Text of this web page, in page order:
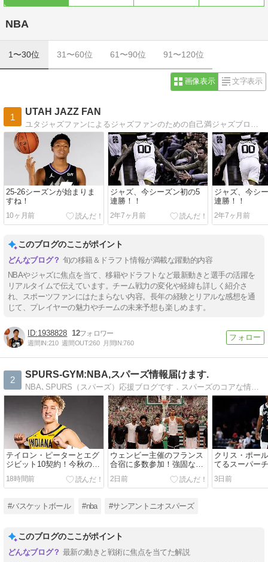
NBA
1〜30位 31〜60位 61〜90位 91〜120位
画像表示 文字表示
1
UTAH JAZZ FAN
25-26シーズンが始まりま
すね！
10ヶ月前
ジャズ、今シーズン初の5
連勝！！
2年7ヶ月前
ジャズ、今シ
連勝！！
2年7ヶ月前
このブログのここがポイント
旬の移籍＆ドラフト情報が満載な躍動的内容
NBAやジャズに焦点を当て、移籍やドラフトなど最新動きと選手の活躍を
リアルタイムで伝えています。チーム戦力の変化や経緯も詳しく紹介さ
れ、スポーツファンにはたまらない内容。長年の経験とリアルな感想を通
じて、プレイヤーの魅力やチームの未来予想も楽しめます。
1938828 12
週間IN:210 週間OUT:260 月間IN:760
2
SPURS-GYM:NBA,スパーズ情報届けます.
NBA､SPURS（スパーズ）応援ブログです．スパーズのコアな情報をお届けします。
テイロン・ピーターとエグ
ジビット10契約！今秋のロ
スター争いはどうなる？
18時間前
ウェンビー主催のフランス
合宿に多数参加！強固なケ
ミストリーで新シーズンへ
2日前
クリス・ポー
てるスーパー
件とは？スパ
組織を作る理
3日前
#バスケットボール #nba #サンアントニオスパーズ
このブログのここがポイント
最新の動きと戦術に焦点を当てた解説